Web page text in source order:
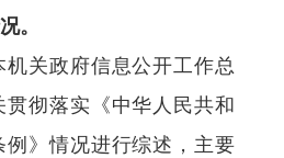
。
关政府信息公开工作总
彻落实《中华人民共和
例》情况进行综述，主要